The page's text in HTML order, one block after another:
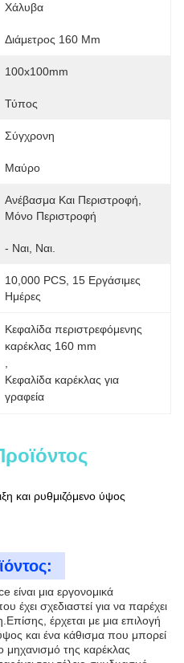
Χάλυβα
Διάμετρος 160 Mm
100x100mm
Τύπος
Σύγχρονη
Μαύρο
Ανέβασμα Και Περιστροφή,
Μόνο Περιστροφή
- Ναι, Ναι.
10,000 PCS, 15 Εργάσιμες
Ημέρες
Κεφαλίδα περιστρεφόμενης
καρέκλας 160 mm
Κεφαλίδα καρέκλας για
γραφεία
και ρυθμιζόμενο ύψος
μια εργονομικά
έχει σχεδιαστεί για να παρέχει
έρχεται με μια επιλογή
και ένα κάθισμα που μπορεί
μηχανισμό της καρέκλας